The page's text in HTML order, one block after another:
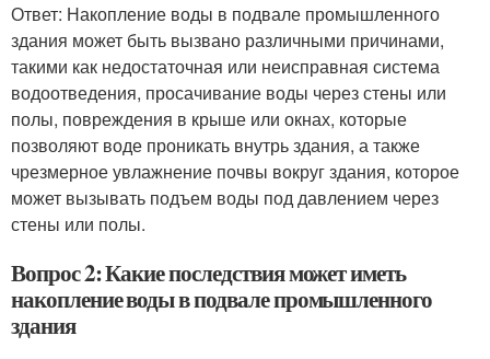
Ответ: Накопление воды в подвале промышленного
здания может быть вызвано различными причинами,
такими как недостаточная или неисправная система
водоотведения, просачивание воды через стены или
полы, повреждения в крыше или окнах, которые
позволяют воде проникать внутрь здания, а также
чрезмерное увлажнение почвы вокруг здания, которое
может вызывать подъем воды под давлением через
стены или полы.
Вопрос 2: Какие последствия может иметь
накопление воды в подвале промышленного
здания